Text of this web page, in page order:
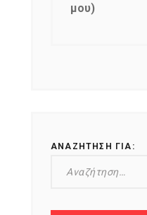
μου)
ΑΝΑΖΉΤΗΣΗ ΓΙΑ: